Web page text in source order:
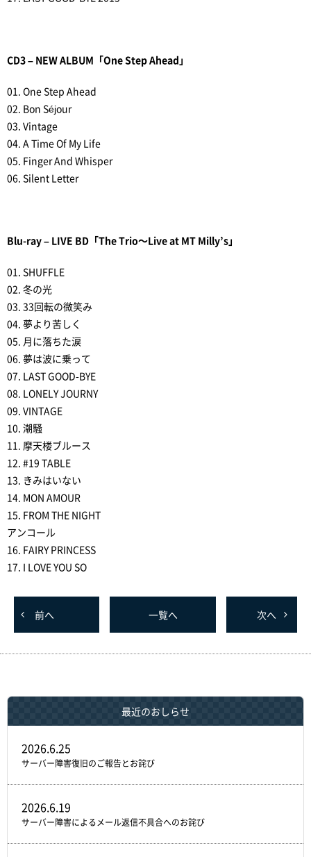
CD3 – NEW ALBUM「One Step Ahead」
01. One Step Ahead
02. Bon Séjour
03. Vintage
04. A Time Of My Life
05. Finger And Whisper
06. Silent Letter
Blu-ray – LIVE BD「The Trio～Live at MT Milly’s」
01. SHUFFLE
02. 冬の光
03. 33回転の微笑み
04. 夢より苦しく
05. 月に落ちた涙
06. 夢は波に乗って
07. LAST GOOD-BYE
08. LONELY JOURNY
09. VINTAGE
10. 潮騒
11. 摩天楼ブルース
12. #19 TABLE
13. きみはいない
14. MON AMOUR
15. FROM THE NIGHT
アンコール
16. FAIRY PRINCESS
17. I LOVE YOU SO
前へ 一覧へ 次へ
最近のおしらせ
2026.6.25
サーバー障害復旧のご報告とお詫び
2026.6.19
サーバー障害によるメール返信不具合へのお詫び